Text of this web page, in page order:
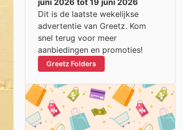
juni 2026 tot 19 juni 2026
Dit is de laatste wekelijkse
advertentie van Greetz. Kom
snel terug voor meer
aanbiedingen en promoties!
Greetz Folders